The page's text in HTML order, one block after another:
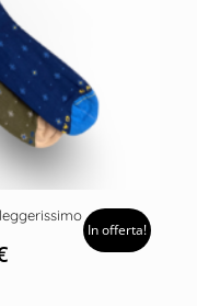
In offerta!